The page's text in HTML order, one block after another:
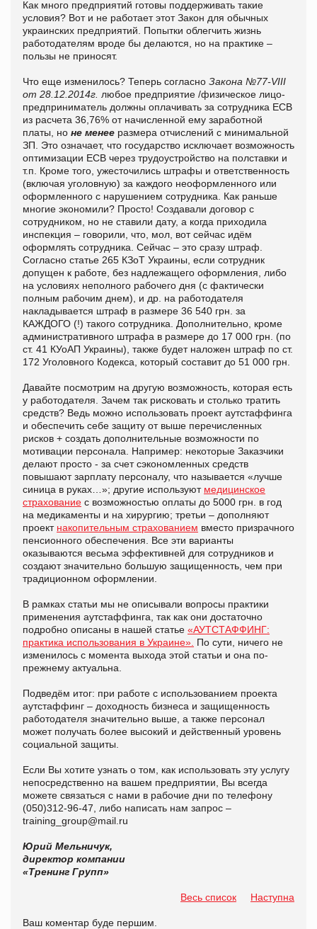
Как много предприятий готовы поддерживать такие
условия? Вот и не работает этот Закон для обычных
украинских предприятий. Попытки облегчить жизнь
работодателям вроде бы делаются, но на практике –
пользы не приносят.
Что еще изменилось? Теперь согласно Закона №77-VIII
от 28.12.2014г. любое предприятие /физическое лицо-
предприниматель должны оплачивать за сотрудника ЕСВ
из расчета 36,76% от начисленной ему заработной
платы, но не менее размера отчислений с минимальной
ЗП. Это означает, что государство исключает возможность
оптимизации ЕСВ через трудоустройство на полставки и
т.п. Кроме того, ужесточились штрафы и ответственность
(включая уголовную) за каждого неоформленного или
оформленного с нарушением сотрудника. Как раньше
многие экономили? Просто! Создавали договор с
сотрудником, но не ставили дату, а когда приходила
инспекция – говорили, что, мол, вот сейчас идём
оформлять сотрудника. Сейчас – это сразу штраф.
Согласно статье 265 КЗоТ Украины, если сотрудник
допущен к работе, без надлежащего оформления, либо
на условиях неполного рабочего дня (с фактически
полным рабочим днем), и др. на работодателя
накладывается штраф в размере 36 540 грн. за
КАЖДОГО (!) такого сотрудника. Дополнительно, кроме
административного штрафа в размере до 17 000 грн. (по
ст. 41 КУоАП Украины), также будет наложен штраф по ст.
172 Уголовного Кодекса, который составит до 51 000 грн.
Давайте посмотрим на другую возможность, которая есть
у работодателя. Зачем так рисковать и столько тратить
средств? Ведь можно использовать проект аутстаффинга
и обеспечить себе защиту от выше перечисленных
рисков + создать дополнительные возможности по
мотивации персонала. Например: некоторые Заказчики
делают просто - за счет сэкономленных средств
повышают зарплату персоналу, что называется «лучше
синица в руках…»; другие используют медицинское
страхование с возможностью оплаты до 5000 грн. в год
на медикаменты и на хирургию; третьи – дополняют
проект накопительным страхованием вместо призрачного
пенсионного обеспечения. Все эти варианты
оказываются весьма эффективней для сотрудников и
создают значительно большую защищенность, чем при
традиционном оформлении.
В рамках статьи мы не описывали вопросы практики
применения аутстаффинга, так как они достаточно
подробно описаны в нашей статье «АУТСТАФФИНГ:
практика использования в Украине». По сути, ничего не
изменилось с момента выхода этой статьи и она по-
прежнему актуальна.
Подведём итог: при работе с использованием проекта
аутстаффинг – доходность бизнеса и защищенность
работодателя значительно выше, а также персонал
может получать более высокий и действенный уровень
социальной защиты.
Если Вы хотите узнать о том, как использовать эту услугу
непосредственно на вашем предприятии, Вы всегда
можете связаться с нами в рабочие дни по телефону
(050)312-96-47, либо написать нам запрос –
training_group@mail.ru
Юрий Мельничук,
директор компании
«Тренинг Групп»
Весь список Наступна
Ваш коментар буде першим.